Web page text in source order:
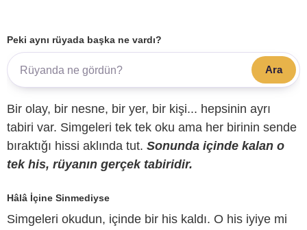
Peki aynı rüyada başka ne vardı?
Ara
Bir olay, bir nesne, bir yer, bir kişi... hepsinin ayrı
tabiri var. Simgeleri tek tek oku ama her birinin sende
bıraktığı hissi aklında tut. Sonunda içinde kalan o
tek his, rüyanın gerçek tabiridir.
Hâlâ İçine Sinmediyse
Simgeleri okudun, içinde bir his kaldı. O his iyiye mi